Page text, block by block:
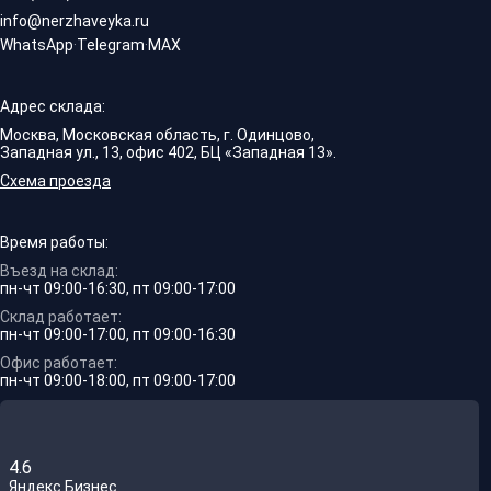
info@nerzhaveyka.ru
WhatsApp·Telegram·MAX
Адрес склада:
Москва, Московская область, г. Одинцово,
Западная ул., 13, офис 402, БЦ «Западная 13».
Схема проезда
Время работы:
Въезд на склад:
пн-чт 09:00-16:30, пт 09:00-17:00
Склад работает:
пн-чт 09:00-17:00, пт 09:00-16:30
Офис работает:
пн-чт 09:00-18:00, пт 09:00-17:00
4.6
Яндекс.Бизнес